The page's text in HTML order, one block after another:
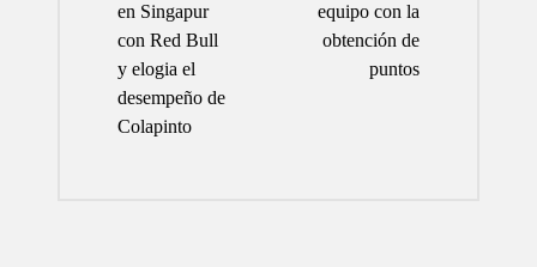
en Singapur
con Red Bull
y elogia el
desempeño de
Colapinto
equipo con la
obtención de
puntos